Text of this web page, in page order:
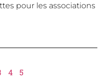
pour les associations
4 5